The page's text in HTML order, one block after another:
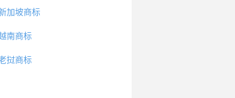
加坡商标
南商标
挝商标